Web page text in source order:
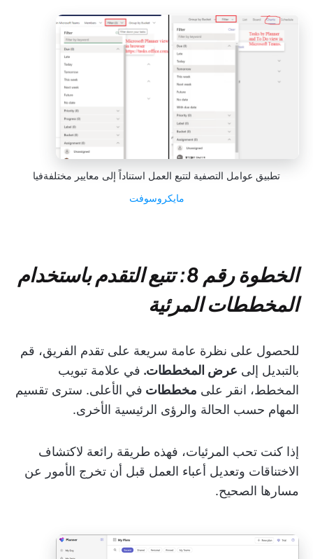
تطبيق عوامل التصفية لتتبع العمل استناداً إلى معايير مختلفةفيا
مايكروسوفت
الخطوة رقم 8: تتبع التقدم باستخدام
المخططات المرئية
للحصول على نظرة عامة سريعة على تقدم الفريق، قم
بالتبديل إلى عرض المخططات. في علامة تبويب
المخطط، انقر على مخططات في الأعلى. سترى تقسيم
المهام حسب الحالة والرؤى الرئيسية الأخرى.
إذا كنت تحب المرئيات، فهذه طريقة رائعة لاكتشاف
الاختناقات وتعديل أعباء العمل قبل أن تخرج الأمور عن
مسارها الصحيح.